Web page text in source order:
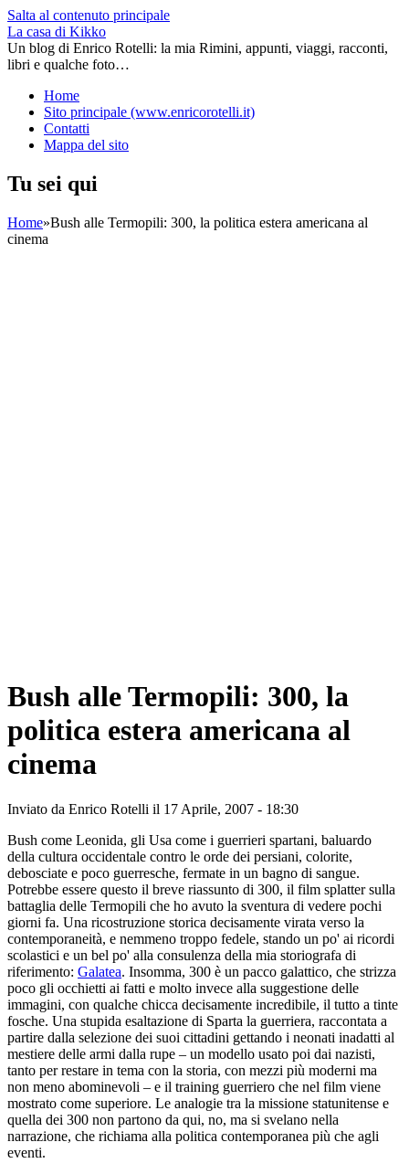
Salta al contenuto principale
La casa di Kikko
Un blog di Enrico Rotelli: la mia Rimini, appunti, viaggi, racconti,
libri e qualche foto…
Home
Sito principale (www.enricorotelli.it)
Contatti
Mappa del sito
Tu sei qui
Home»Bush alle Termopili: 300, la politica estera americana al
cinema
Bush alle Termopili: 300, la
politica estera americana al
cinema
Inviato da Enrico Rotelli il 17 Aprile, 2007 - 18:30
Bush come Leonida, gli Usa come i guerrieri spartani, baluardo
della cultura occidentale contro le orde dei persiani, colorite,
debosciate e poco guerresche, fermate in un bagno di sangue.
Potrebbe essere questo il breve riassunto di 300, il film splatter sulla
battaglia delle Termopili che ho avuto la sventura di vedere pochi
giorni fa. Una ricostruzione storica decisamente virata verso la
contemporaneità, e nemmeno troppo fedele, stando un po' ai ricordi
scolastici e un bel po' alla consulenza della mia storiografa di
riferimento: Galatea. Insomma, 300 è un pacco galattico, che strizza
poco gli occhietti ai fatti e molto invece alla suggestione delle
immagini, con qualche chicca decisamente incredibile, il tutto a tinte
fosche. Una stupida esaltazione di Sparta la guerriera, raccontata a
partire dalla selezione dei suoi cittadini gettando i neonati inadatti al
mestiere delle armi dalla rupe – un modello usato poi dai nazisti,
tanto per restare in tema con la storia, con mezzi più moderni ma
non meno abominevoli – e il training guerriero che nel film viene
mostrato come superiore. Le analogie tra la missione statunitense e
quella dei 300 non partono da qui, no, ma si svelano nella
narrazione, che richiama alla politica contemporanea più che agli
eventi.